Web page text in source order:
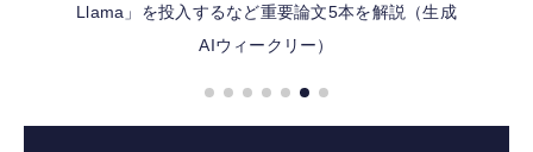
Llama」を投入するなど重要論文5本を解説（生成
AIウィークリー）